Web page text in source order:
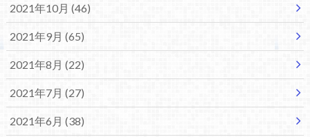
2021年10月 (46)
2021年9月 (65)
2021年8月 (22)
2021年7月 (27)
2021年6月 (38)